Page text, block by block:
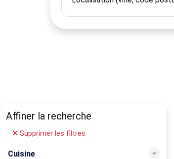
Affiner la recherche
Supprimer les filtres
Cuisine